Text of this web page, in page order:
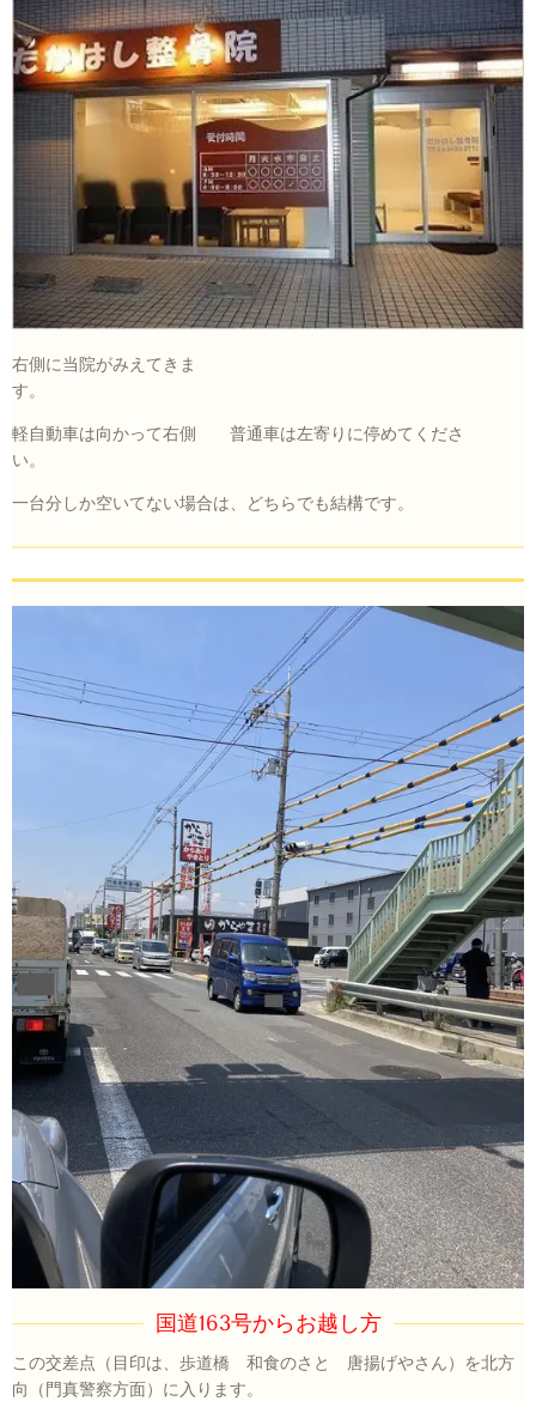
右側に当院がみえてきま
す。
軽自動車は向かって右側 普通車は左寄りに停めてくださ
い。
一台分しか空いてない場合は、どちらでも結構です。
国道163号からお越し方
この交差点（目印は、歩道橋 和食のさと 唐揚げやさん）を北方
向（門真警察方面）に入ります。